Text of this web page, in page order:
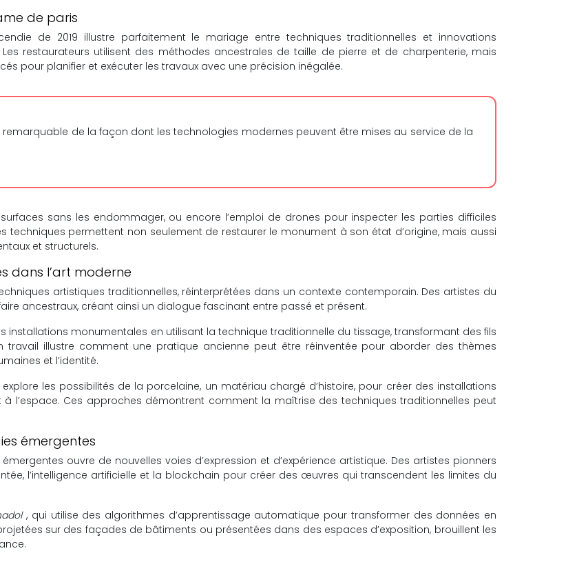
de paris
de 2019 illustre parfaitement le mariage entre techniques traditionnelles et innovations
restaurateurs utilisent des méthodes ancestrales de taille de pierre et de charpenterie, mais
pour planifier et exécuter les travaux avec une précision inégalée.
de la façon dont les technologies modernes peuvent être mises au service de la
sans les endommager, ou encore l’emploi de drones pour inspecter les parties difficiles
techniques permettent non seulement de restaurer le monument à son état d’origine, mais aussi
et structurels.
dans l’art moderne
artistiques traditionnelles, réinterprétées dans un contexte contemporain. Des artistes du
ancestraux, créant ainsi un dialogue fascinant entre passé et présent.
installations monumentales en utilisant la technique traditionnelle du tissage, transformant des fils
travail illustre comment une pratique ancienne peut être réinventée pour aborder des thèmes
et l’identité.
les possibilités de la porcelaine, un matériau chargé d’histoire, pour créer des installations
l’espace. Ces approches démontrent comment la maîtrise des techniques traditionnelles peut
émergentes
ouvre de nouvelles voies d’expression et d’expérience artistique. Des artistes pionners
l’intelligence artificielle et la blockchain pour créer des œuvres qui transcendent les limites du
, qui utilise des algorithmes d’apprentissage automatique pour transformer des données en
sur des façades de bâtiments ou présentées dans des espaces d’exposition, brouillent les